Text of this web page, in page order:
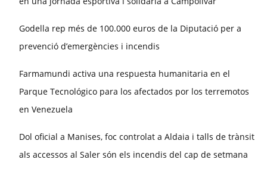
Godella rep més de 100.000 euros de la Diputació per a
prevenció d’emergències i incendis
Farmamundi activa una respuesta humanitaria en el
Parque Tecnológico para los afectados por los terremotos
en Venezuela
Dol oficial a Manises, foc controlat a Aldaia i talls de trànsit
als accessos al Saler són els incendis del cap de setmana